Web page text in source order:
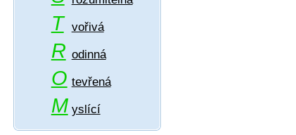
T vořivá
R odinná
O tevřená
M yslící